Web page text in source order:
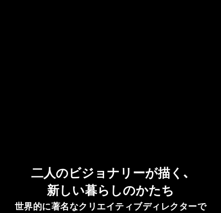
二人のビジョナリーが描く、
新しい暮らしのかたち
世界的に著名なクリエイティブディレクターで